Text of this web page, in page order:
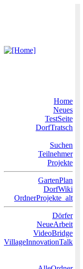
Home
Neues
TestSeite
DorfTratsch
Suchen
Teilnehmer
Projekte
GartenPlan
DorfWiki
OrdnerProjekte_alt
Dörfer
NeueArbeit
VideoBridge
VillageInnovationTalk